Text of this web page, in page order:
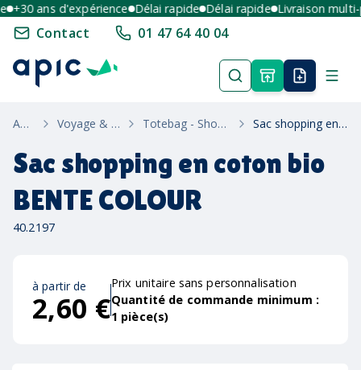
ans d'expérience Délai rapide Délai rapide Livraison multi-
Contact 01 47 64 40 04
Accueil Voyage & Bagagerie Totebag - Shopping & Plage Sac shopping en coton bio BENTE COLOUR
Sac shopping en coton bio
BENTE COLOUR
40.2197
à partir de
2,60 €
Prix unitaire sans personnalisation
Quantité de commande minimum :
1 pièce(s)